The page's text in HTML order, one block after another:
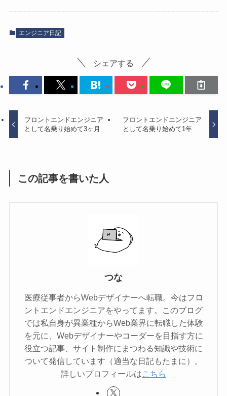
エンジニア日記
シェアする
フロントエンドエンジニア
として名乗り始めて3ヶ月
フロントエンドエンジニア
として名乗り始めて1年
この記事を書いた人
つな
医療従事者からWebデザイナーへ転職。今はフロ
ントエンドエンジニアをやってます。このブログ
では私自身が異業種からWeb業界に転職した体験
を元に、Webデザイナーやコーダーを目指す方に
役立つ記事、サイト制作にまつわる知識や技術に
ついて発信しています（適当な日記もたまに）。
詳しいプロフィールはこちら